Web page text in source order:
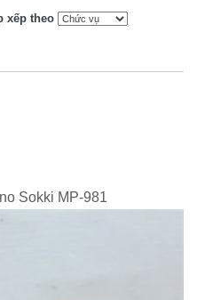
xếp theo
Sokki MP-981